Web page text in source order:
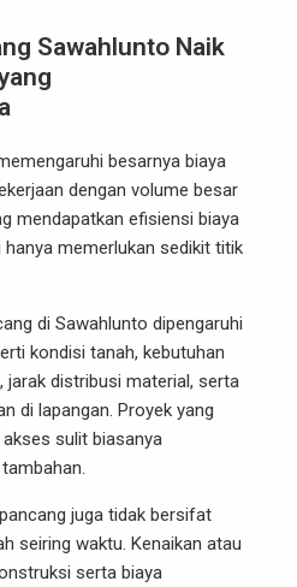
Sawahlunto Naik
besarnya biaya
dengan volume besar
mendapatkan efisiensi biaya
hanya memerlukan sedikit titik
di Sawahlunto dipengaruhi
kondisi tanah, kebutuhan
jarak distribusi material, serta
di lapangan. Proyek yang
sulit biasanya
juga tidak bersifat
seiring waktu. Kenaikan atau
serta biaya